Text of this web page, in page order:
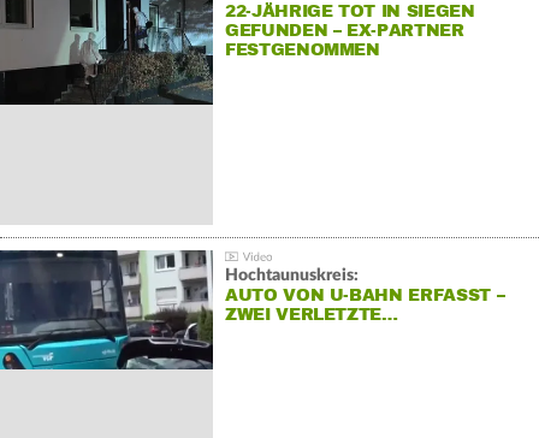
22-JÄHRIGE TOT IN SIEGEN
GEFUNDEN – EX-PARTNER
FESTGENOMMEN
Hochtaunuskreis:
AUTO VON U-BAHN ERFASST –
ZWEI VERLETZTE…